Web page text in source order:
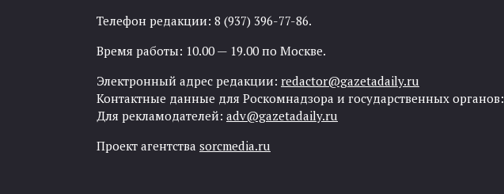
Телефон редакции: 8 (937) 396-77-86.
Время работы: 10.00 — 19.00 по Москве.
Электронный адрес редакции: redactor@gazetadaily.ru
Контактные данные для Роскомнадзора и государственных органов:
Для рекламодателей: adv@gazetadaily.ru
Проект агентства sorcmedia.ru